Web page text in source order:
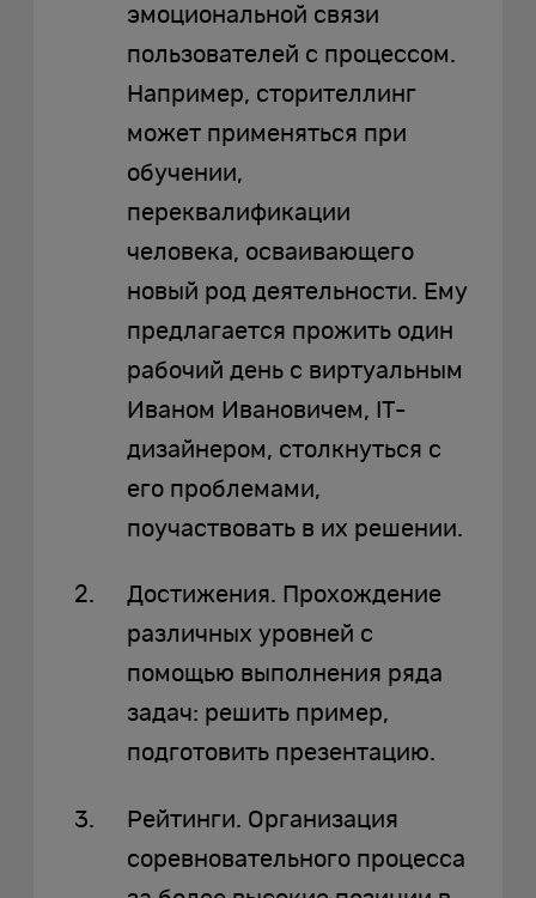
эмоциональной связи
пользователей с процессом.
Например, сторителлинг
может применяться при
обучении,
переквалификации
человека, осваивающего
новый род деятельности. Ему
предлагается прожить один
рабочий день с виртуальным
Иваном Ивановичем, IT-
дизайнером, столкнуться с
его проблемами,
поучаствовать в их решении.
Достижения. Прохождение
различных уровней с
помощью выполнения ряда
задач: решить пример,
подготовить презентацию.
Рейтинги. Организация
соревновательного процесса